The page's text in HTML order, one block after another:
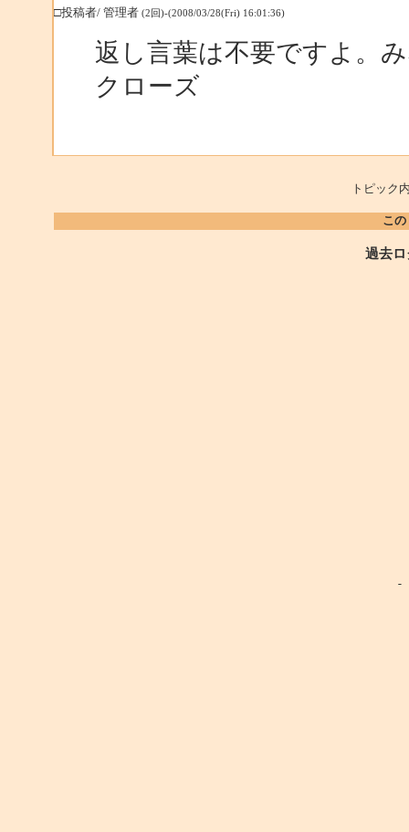
□投稿者/ 管理者 (2回)-(2008/03/28(Fri) 16:01:36)
返し言葉は不要ですよ。
クローズ
トピッ
こ
過去